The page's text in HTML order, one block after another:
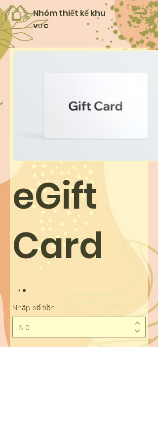
Nhóm thiết kế khu
vực
eGift
Card
Nhập số tiền
$